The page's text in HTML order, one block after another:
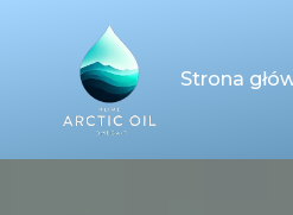
Strona